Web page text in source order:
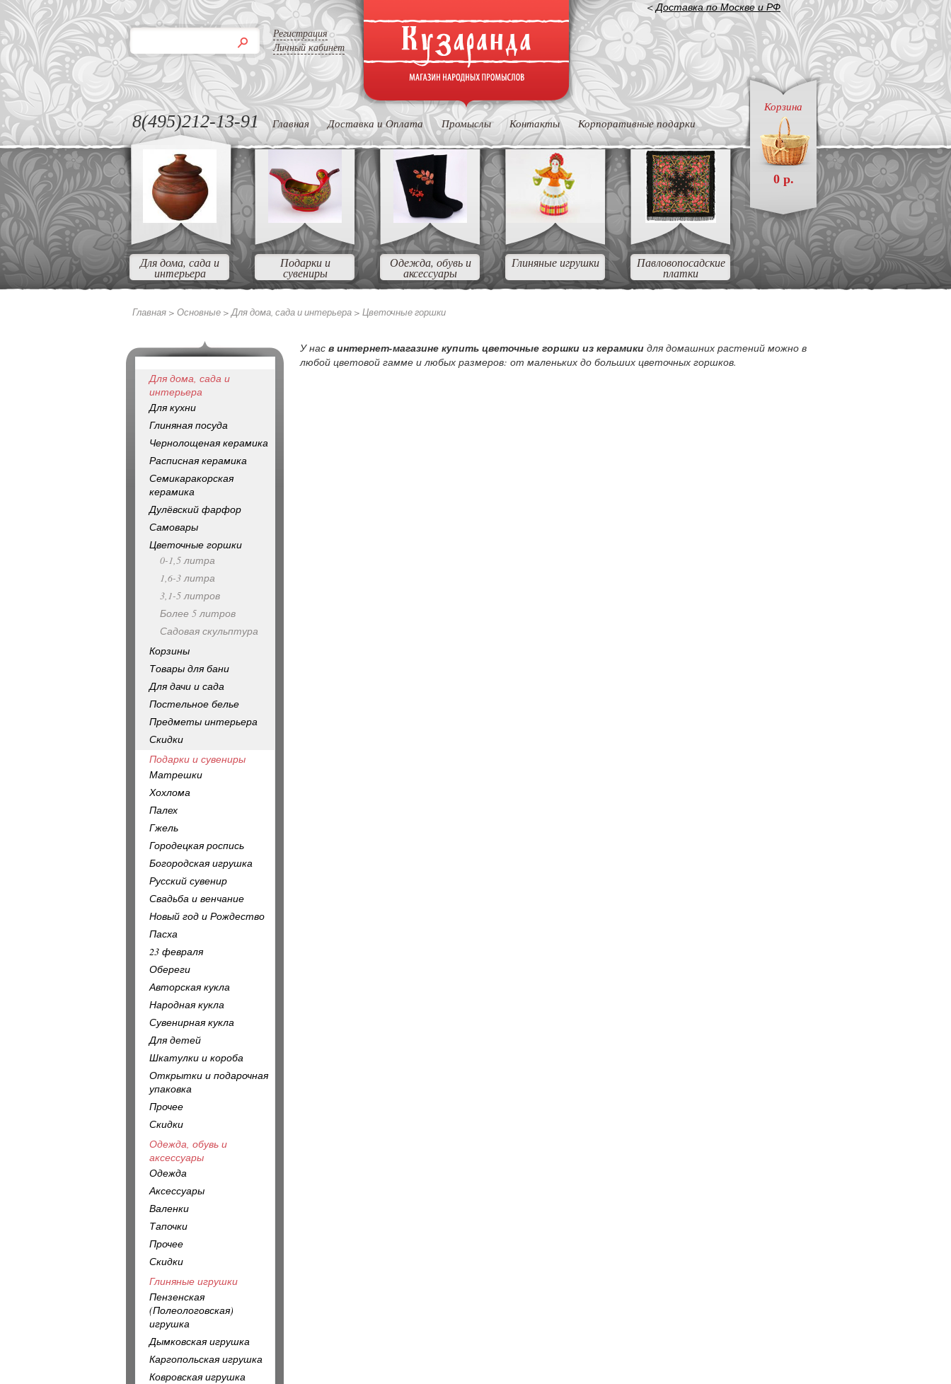
Регистрация
Личный кабинет
<Доставка по Москве и РФ
Корзина
0 р.
8(495)212-13-91 Главная Доставка и Оплата Промыслы Контакты Корпоративные подарки
Для дома, сада и
интерьера
Подарки и
сувениры
Одежда, обувь и
аксессуары
Глиняные игрушки Павловопосадские
платки
Главная > Основные >Для дома, сада и интерьера > Цветочные горшки
У нас в интернет-магазине купить цветочные горшки из керамики для домашних растений можно в
любой цветовой гамме и любых размеров: от маленьких до больших цветочных горшков.
Для дома, сада и
интерьера
Для кухни
Глиняная посуда
Чернолощеная керамика
Расписная керамика
Семикаракорская
керамика
Дулёвский фарфор
Самовары
Цветочные горшки
0-1,5 литра
1,6-3 литра
3,1-5 литров
Более 5 литров
Садовая скульптура
Корзины
Товары для бани
Для дачи и сада
Постельное белье
Предметы интерьера
Скидки
Подарки и сувениры
Матрешки
Хохлома
Палех
Гжель
Городецкая роспись
Богородская игрушка
Русский сувенир
Свадьба и венчание
Новый год и Рождество
Пасха
23 февраля
Обереги
Авторская кукла
Народная кукла
Сувенирная кукла
Для детей
Шкатулки и короба
Открытки и подарочная
упаковка
Прочее
Скидки
Одежда, обувь и
аксессуары
Одежда
Аксессуары
Валенки
Тапочки
Прочее
Скидки
Глиняные игрушки
Пензенская
(Полеологовская)
игрушка
Дымковская игрушка
Каргопольская игрушка
Ковровская игрушка